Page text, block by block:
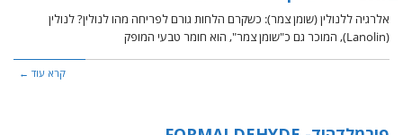
אלרגיה ללנולין (שומן צמר): כשקרם הלחות גורם לפריחה מהו לנולין? לנולין
(Lanolin), המוכר גם כ"שומן צמר", הוא חומר טבעי המופק
קרא עוד ←